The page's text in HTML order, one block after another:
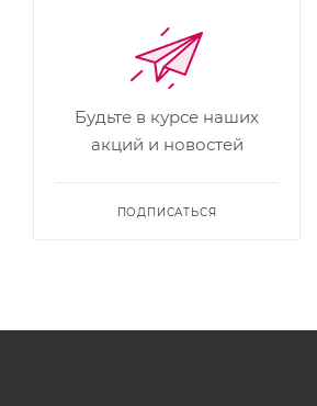
Будьте в курсе наших
акций и новостей
ПОДПИСАТЬСЯ